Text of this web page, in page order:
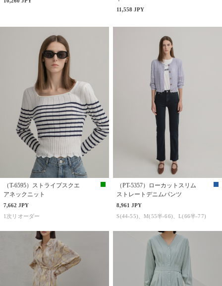
11,558 JPY
（T-6595）ストライプスクエ
アネックニット
7,662 JPY
1次リオーダー
（PT-5357）ローカットスリム
ストレートデニムパンツ
8,961 JPY
S(44-55)、M(55半-66)、L(66半-77)